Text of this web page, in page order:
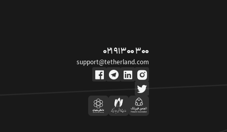
۰۲۱ ۹۱ ۳۰۰ ۳۰۰
support@tetherland.com